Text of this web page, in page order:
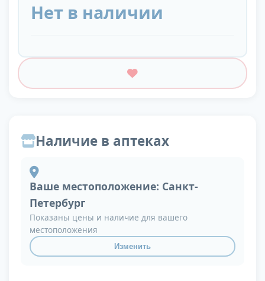
Нет в наличии
Наличие в аптеках
Ваше местоположение: Санкт-
Петербург
Показаны цены и наличие для вашего
местоположения
Изменить